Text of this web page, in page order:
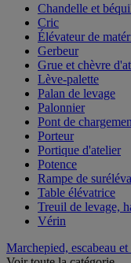
Chandelle et
Cric
Élévateur de
Gerbeur
Grue et chèvre
Lève-palette
Palan de levage
Palonnier
Pont de
Porteur
Portique d'atelier
Potence
Rampe de
Table élévatrice
Treuil de levage,
Vérin
Marchepied, escabeau et